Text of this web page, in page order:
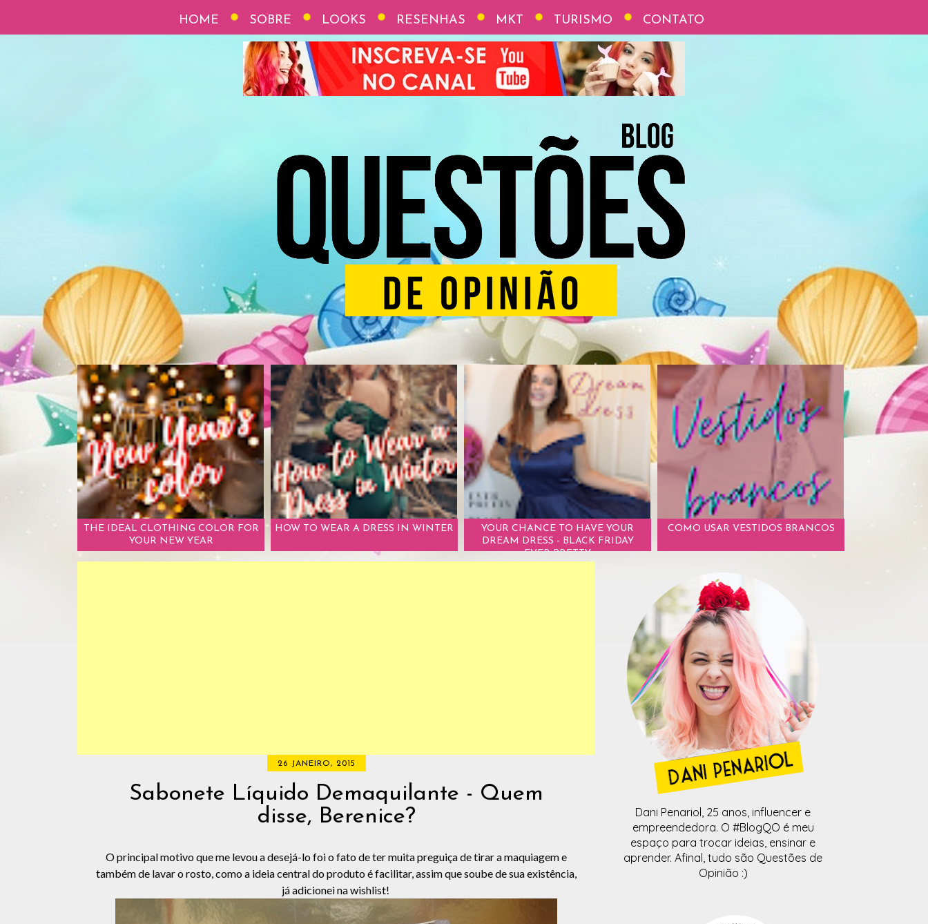
HOME SOBRE LOOKS RESENHAS MKT TURISMO CONTATO
THE IDEAL CLOTHING COLOR FOR
YOUR NEW YEAR
HOW TO WEAR A DRESS IN WINTER
YOUR CHANCE TO HAVE YOUR
DREAM DRESS - BLACK FRIDAY
EVER PRETTY
COMO USAR VESTIDOS BRANCOS
26 JANEIRO, 2015
Sabonete Líquido Demaquilante - Quem
disse, Berenice?
O principal motivo que me levou a desejá-lo foi o fato de ter muita preguiça de tirar a maquiagem e
também de lavar o rosto, como a ideia central do produto é facilitar, assim que soube de sua existência,
já adicionei na wishlist!
Dani Penariol, 25 anos, influencer e
empreendedora. O #BlogQO é meu
espaço para trocar ideias, ensinar e
aprender. Afinal, tudo são Questões de
Opinião :)